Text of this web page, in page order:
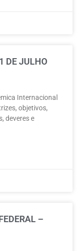
DE JULHO
Internacional
objetivos,
deveres e
–